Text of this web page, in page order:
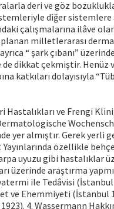
deri ve göz
diğer
çalışmalarına ilâve
milletlerarası
“ şark çıbanı”
dikkat çekmiştir. Henüz
katkıları dolayısıyla
ve Frengi
yer almıştır. Gerek yerli
özellikle
uyuzu gibi hastalıklar
üzerinde araştırma
ile Tedâvisi (İstanbul
ve Ehemmiyeti (İstanbul
4. Wassermann